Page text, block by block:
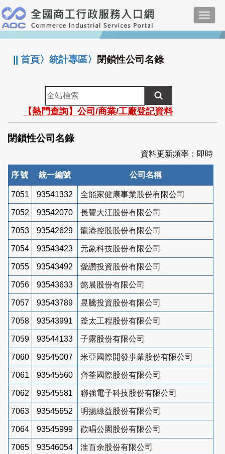
跳
到
主
要
:::
||首頁〉統計專區〉 閉鎖性公司名錄
全
站
檢
索
【熱門查詢】公司/商業/工廠登記資料
閉鎖性公司名錄
資料更新頻率：即時
序號 統一編號 公司名稱
7051 93541332 全能家健康事業股份有限公司
7052 93542070 長豐大江股份有限公司
7053 93542629 龍港控股股份有限公司
7054 93543423 元象科技股份有限公司
7055 93543492 愛讚投資股份有限公司
7056 93543633 懿晨股份有限公司
7057 93543789 昱騰投資股份有限公司
7058 93543991 釜太工程股份有限公司
7059 93544133 子露股份有限公司
7060 93545007 米亞國際開發事業股份有限公司
7061 93545560 齊荃國際股份有限公司
7062 93545581 聯強電子科技股份有限公司
7063 93545652 明揚綠益股份有限公司
7064 93545999 歡唱公園股份有限公司
7065 93546054 淮百余股份有限公司